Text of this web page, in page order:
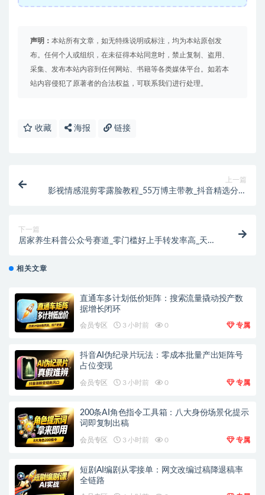
声明： 本站所有文章，如无特殊说明或标注，均为本站原创发
布。任何个人或组织，在未征得本站同意时，禁止复制、盗用、
采集、发布本站内容到任何网站、书籍等各类媒体平台。如若本
站内容侵犯了原著者的合法权益，可联系我们进行处理。
收藏 海报 链接
上一篇
影视情感混剪零露脸教程_55万博主带教_抖音精选分成
下一篇
居家养生科普公众号赛道_零门槛好上手转发率高_天然
相关文章
直通车多计划低价矩阵：搜索流量撬动投产数
据增长闭环
会员专区 3 小时前 0 专属
抖音AI伪纪录片玩法：零成本批量产出矩阵号
占位变现
会员专区 3 小时前 0 专属
200条AI角色指令工具箱：八大身份场景化提示
词即复制出稿
会员专区 3 小时前 0 专属
短剧AI编剧从零接单：网文改编过稿降退稿率
全链路